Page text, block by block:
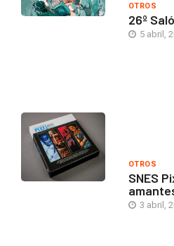
OTROS
26º
5 abril,
OTROS
SNES
3 abril,